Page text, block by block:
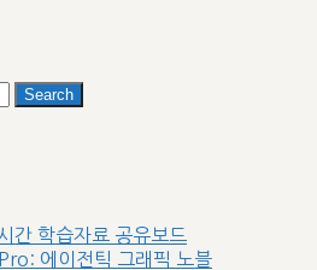
Search
간 학습자료 공유보드
에이전틱 그래픽 노블